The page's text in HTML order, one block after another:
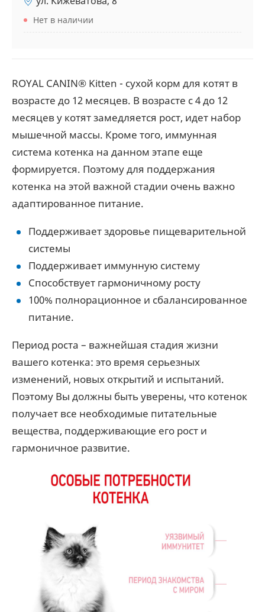
Нет в наличии
ROYAL CANIN® Kitten - cухой корм для котят в
возрасте до 12 месяцев. В возрасте с 4 до 12
месяцев у котят замедляется рост, идет набор
мышечной массы. Кроме того, иммунная
система котенка на данном этапе еще
формируется. Поэтому для поддержания
котенка на этой важной стадии очень важно
адаптированное питание.
Поддерживает здоровье пищеварительной
системы
Поддерживает иммунную систему
Способствует гармоничному росту
100% полнорационное и сбалансированное
питание.
Период роста – важнейшая стадия жизни
вашего котенка: это время серьезных
изменений, новых открытий и испытаний.
Поэтому Вы должны быть уверены, что котенок
получает все необходимые питательные
вещества, поддерживающие его рост и
гармоничное развитие.